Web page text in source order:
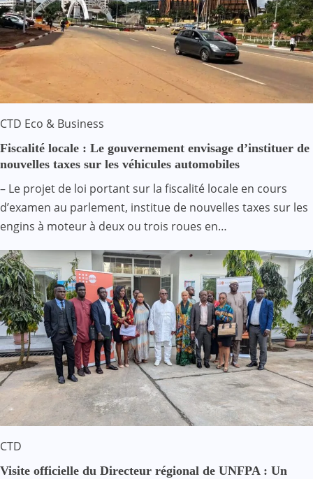
CTD Eco & Business
Fiscalité locale : Le gouvernement envisage d’instituer de
nouvelles taxes sur les véhicules automobiles
– Le projet de loi portant sur la fiscalité locale en cours
d’examen au parlement, institue de nouvelles taxes sur les
engins à moteur à deux ou trois roues en…
CTD
Visite officielle du Directeur régional de UNFPA : Un